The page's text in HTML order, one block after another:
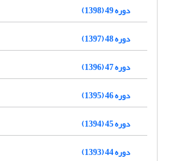
دوره 49 (1398)
دوره 48 (1397)
دوره 47 (1396)
دوره 46 (1395)
دوره 45 (1394)
دوره 44 (1393)